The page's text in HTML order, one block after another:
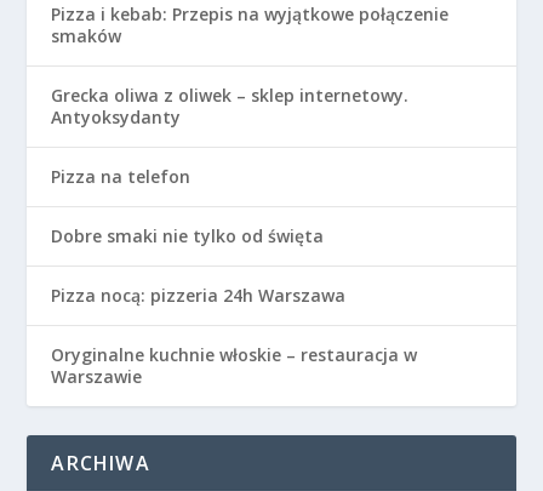
Pizza i kebab: Przepis na wyjątkowe połączenie
smaków
Grecka oliwa z oliwek – sklep internetowy.
Antyoksydanty
Pizza na telefon
Dobre smaki nie tylko od święta
Pizza nocą: pizzeria 24h Warszawa
Oryginalne kuchnie włoskie – restauracja w
Warszawie
ARCHIWA